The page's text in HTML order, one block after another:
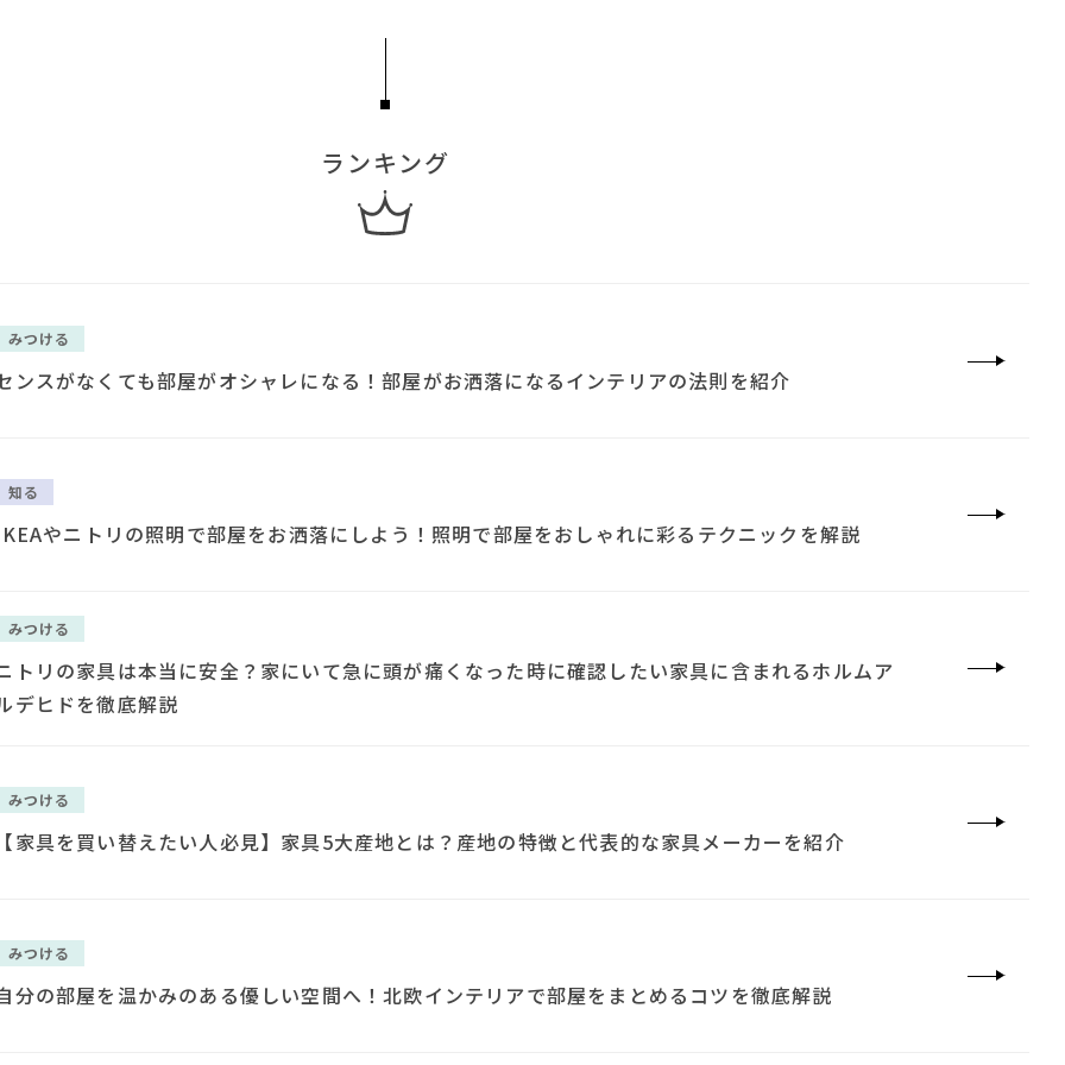
ランキング
みつける
ンスがなくても部屋がオシャレになる！部屋がお洒落になるインテリアの法則を紹介
知る
やニトリの照明で部屋をお洒落にしよう！照明で部屋をおしゃれに彩るテクニックを解説
みつける
トリの家具は本当に安全？家にいて急に頭が痛くなった時に確認したい家具に含まれるホルムア
デヒドを徹底解説
みつける
家具を買い替えたい人必見】家具5大産地とは？産地の特徴と代表的な家具メーカーを紹介
みつける
分の部屋を温かみのある優しい空間へ！北欧インテリアで部屋をまとめるコツを徹底解説